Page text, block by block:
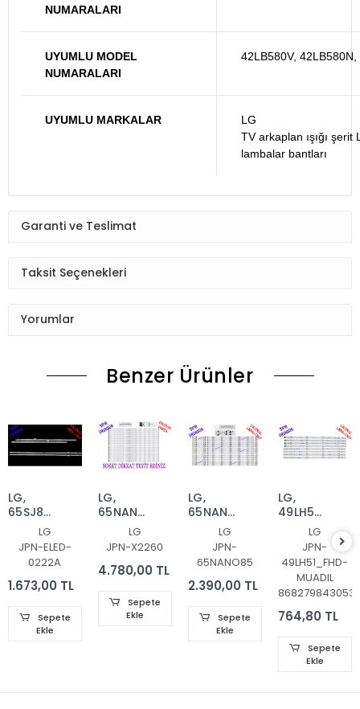
NUMARALARI
UYUMLU MODEL
NUMARALARI
42LB580V,
UYUMLU MARKALAR
LG
TV arkaplan ışığı
lambalar bantları
Garanti ve Teslimat
Taksit Seçenekleri
Yorumlar
Benzer Ürünler
LG,
65SJ850V,
LED BAR,
BACKLIGHT,
6922L-
0222A,
6916L2879A,
65'' V17
LG
JPN-ELED-
0222A
1.673,00 TL
Sepete
Ekle
LG,
65NANO90UPA,
LED BAR,
BACKLIGHT,
65NANO90
SSC_Y21_SlimDRT_65NANO90
LG
JPN-X2260
4.780,00 TL
Sepete
Ekle
LG,
65NANO916NA,
LED BAR,
BACKLIGHT,
LG
JPN-
65NANO85
2.390,00 TL
Sepete
Ekle
LG,
49LH570V,
49LH5700,
LED BAR
SSC
49inch
LG
JPN-
49LH51_FHD-
MUADIL
764,80 TL
Sepete
Ekle